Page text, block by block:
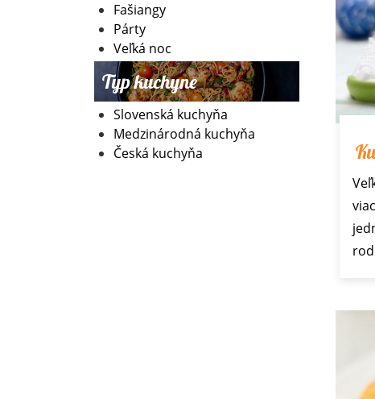
Fašiangy
Párty
Veľká noc
Typ kuchyne
Slovenská kuchyňa
Medzinárodná kuchyňa
Česká kuchyňa